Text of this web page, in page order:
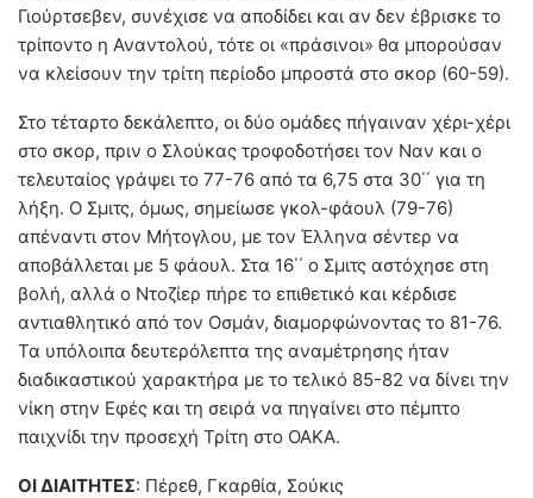
Γιούρτσεβεν, συνέχισε να αποδίδει και αν δεν έβρισκε το
τρίποντο η Αναντολού, τότε οι «πράσινοι» θα μπορούσαν
να κλείσουν την τρίτη περίοδο μπροστά στο σκορ (60-59).
Στο τέταρτο δεκάλεπτο, οι δύο ομάδες πήγαιναν χέρι-χέρι
στο σκορ, πριν ο Σλούκας τροφοδοτήσει τον Ναν και ο
τελευταίος γράψει το 77-76 από τα 6,75 στα 30΄΄ για τη
λήξη. Ο Σμιτς, όμως, σημείωσε γκολ-φάουλ (79-76)
απέναντι στον Μήτογλου, με τον Έλληνα σέντερ να
αποβάλλεται με 5 φάουλ. Στα 16΄΄ ο Σμιτς αστόχησε στη
βολή, αλλά ο Ντοζίερ πήρε το επιθετικό και κέρδισε
αντιαθλητικό από τον Οσμάν, διαμορφώνοντας το 81-76.
Τα υπόλοιπα δευτερόλεπτα της αναμέτρησης ήταν
διαδικαστικού χαρακτήρα με το τελικό 85-82 να δίνει την
νίκη στην Εφές και τη σειρά να πηγαίνει στο πέμπτο
παιχνίδι την προσεχή Τρίτη στο ΟΑΚΑ.
ΟΙ ΔΙΑΙΤΗΤΕΣ: Πέρεθ, Γκαρθία, Σούκις